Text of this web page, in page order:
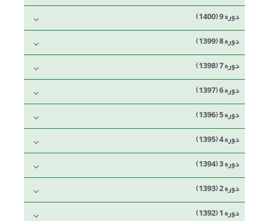
دوره 9 (1400)
دوره 8 (1399)
دوره 7 (1398)
دوره 6 (1397)
دوره 5 (1396)
دوره 4 (1395)
دوره 3 (1394)
دوره 2 (1393)
دوره 1 (1392)